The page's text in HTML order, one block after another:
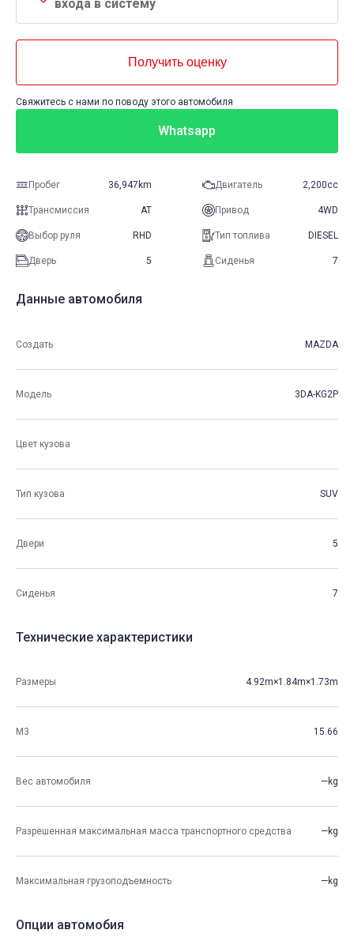
входа в систему
Получить оценку
Свяжитесь с нами по поводу этого автомобиля
Whatsapp
Пробег 36,947km Двигатель 2,200cc
Трансмиссия AT Привод 4WD
Выбор руля RHD Тип топлива DIESEL
Дверь 5 Сиденья 7
Данные автомобиля
Создать MAZDA
Модель 3DA-KG2P
Цвет кузова
Тип кузова SUV
Двери 5
Сиденья 7
Технические характеристики
Размеры 4.92m×1.84m×1.73m
М3 15.66
Вес автомобиля —kg
Разрешенная максимальная масса транспортного средства —kg
Максимальная грузоподъемность —kg
Опции автомобия